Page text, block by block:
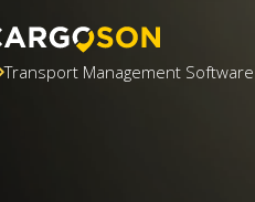
Transport Management Software